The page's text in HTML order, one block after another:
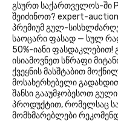
გსურთ საქართველოს-ში
შეიძინოთ? expert-
პრემიუმ გულ-
საოცარი ფასად — სულ
50%-იანი ფასდაკლებით!
ისიამოვნეთ სწრაფი
ქვეყნის მასშტაბით
მოსახერხებელი
შანსი გააუმჯობესოთ
პროდუქტით, რომელსაც
მომხმარებლები